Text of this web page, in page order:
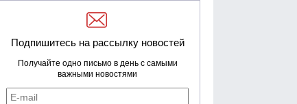
Подпишитесь на рассылку новостей
Получайте одно письмо в день с самыми
важными новостями